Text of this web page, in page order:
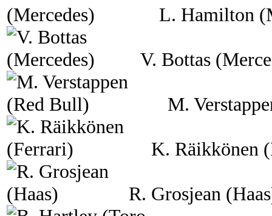
L. Hamilton
V. Bottas
M.
K. Räikkönen
R. Grosjean